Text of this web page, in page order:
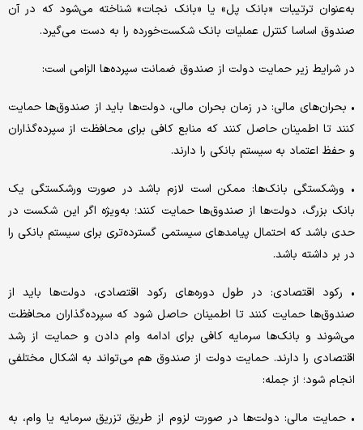
به‌عنوان ترتیبات «بانک پل» یا «بانک نجات» شناخته می‌شود که در آن
صندوق اساسا کنترل عملیات بانک شکست‌خورده را به دست می‌گیرد.
در شرایط زیر حمایت دولت از صندوق ضمانت سپرده‌ها الزامی است:
• بحران‌های مالی: در زمان بحران مالی، دولت‌ها باید از صندوق‌ها حمایت
کنند تا اطمینان حاصل کنند که منابع کافی برای محافظت از سپرده‌گذاران
و حفظ اعتماد به سیستم بانکی را دارند.
• ورشکستگی بانک‌ها: ممکن است لازم باشد در صورت ورشکستگی یک
بانک بزرگ، دولت‌ها از صندوق‌ها حمایت کنند؛ به‌ویژه اگر این شکست در
حدی باشد که احتمال پیامدهای سیستمی گسترده‌تری برای سیستم بانکی را
در بر داشته باشد.
• رکود اقتصادی: در طول دوره‌های رکود اقتصادی، دولت‌ها باید از
صندوق‌ها حمایت کنند تا اطمینان حاصل شود که سپرده‌گذاران محافظت
می‌شوند و بانک‌ها سرمایه کافی برای ادامه وام دادن و حمایت از رشد
اقتصادی را دارند. حمایت دولت از صندوق هم می‌تواند به اشکال مختلفی
انجام شود؛ از جمله:
• حمایت مالی: دولت‌ها در صورت لزوم از طریق تزریق سرمایه یا وام، به